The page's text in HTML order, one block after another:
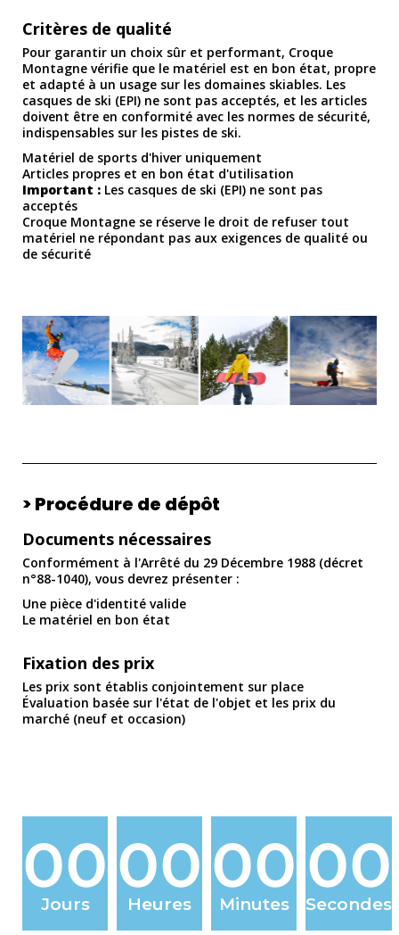
Critères de qualité
Pour garantir un choix sûr et performant, Croque
Montagne vérifie que le matériel est en bon état, propre
et adapté à un usage sur les domaines skiables. Les
casques de ski (EPI) ne sont pas acceptés, et les articles
doivent être en conformité avec les normes de sécurité,
indispensables sur les pistes de ski.
Matériel de sports d'hiver uniquement
Articles propres et en bon état d'utilisation
Important : Les casques de ski (EPI) ne sont pas
acceptés
Croque Montagne se réserve le droit de refuser tout
matériel ne répondant pas aux exigences de qualité ou
de sécurité
> Procédure de dépôt
Documents nécessaires
Conformément à l'Arrêté du 29 Décembre 1988 (décret
n°88-1040), vous devrez présenter :
Une pièce d'identité valide
Le matériel en bon état
Fixation des prix
Les prix sont établis conjointement sur place
Évaluation basée sur l'état de l'objet et les prix du
marché (neuf et occasion)
00
Jours
00
Heures
00
Minutes
00
Secondes